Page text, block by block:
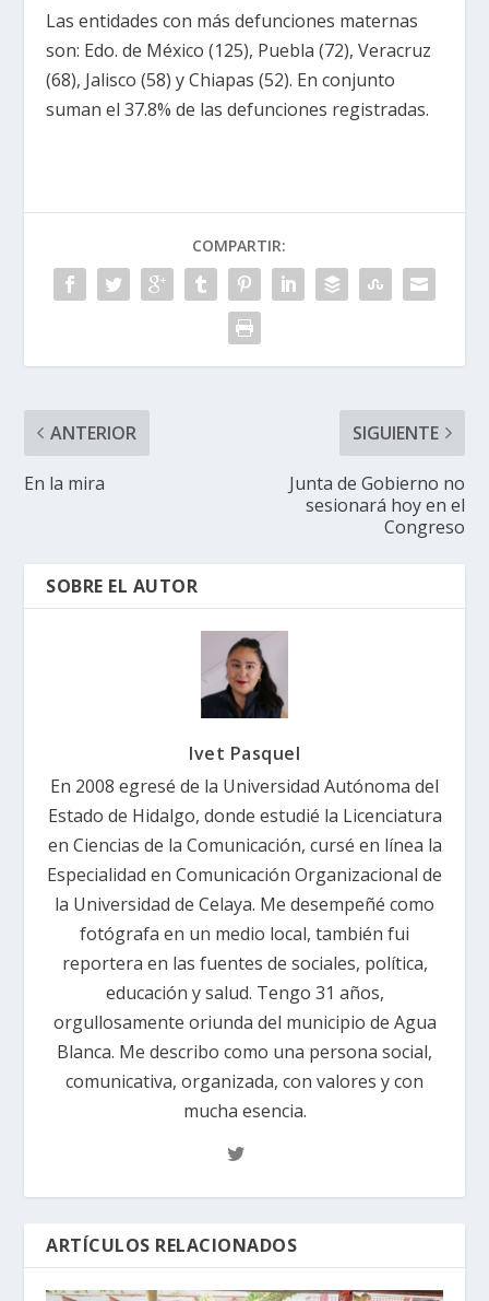
Las entidades con más defunciones maternas
son: Edo. de México (125), Puebla (72), Veracruz
(68), Jalisco (58) y Chiapas (52). En conjunto
suman el 37.8% de las defunciones registradas.
COMPARTIR:
ANTERIOR
En la mira
SIGUIENTE
Junta de Gobierno no
sesionará hoy en el
Congreso
SOBRE EL AUTOR
Ivet Pasquel
En 2008 egresé de la Universidad Autónoma del
Estado de Hidalgo, donde estudié la Licenciatura
en Ciencias de la Comunicación, cursé en línea la
Especialidad en Comunicación Organizacional de
la Universidad de Celaya. Me desempeñé como
fotógrafa en un medio local, también fui
reportera en las fuentes de sociales, política,
educación y salud. Tengo 31 años,
orgullosamente oriunda del municipio de Agua
Blanca. Me describo como una persona social,
comunicativa, organizada, con valores y con
mucha esencia.
ARTÍCULOS RELACIONADOS